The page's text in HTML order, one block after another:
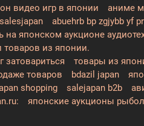
видео игр в японии
аниме
salesjapan
abuehrb bp zgjybb yf
на японском аукционе
из японии.
затовариться
товары из
товаров bdazil japan
shopping salejapan b2b
японские аукционы